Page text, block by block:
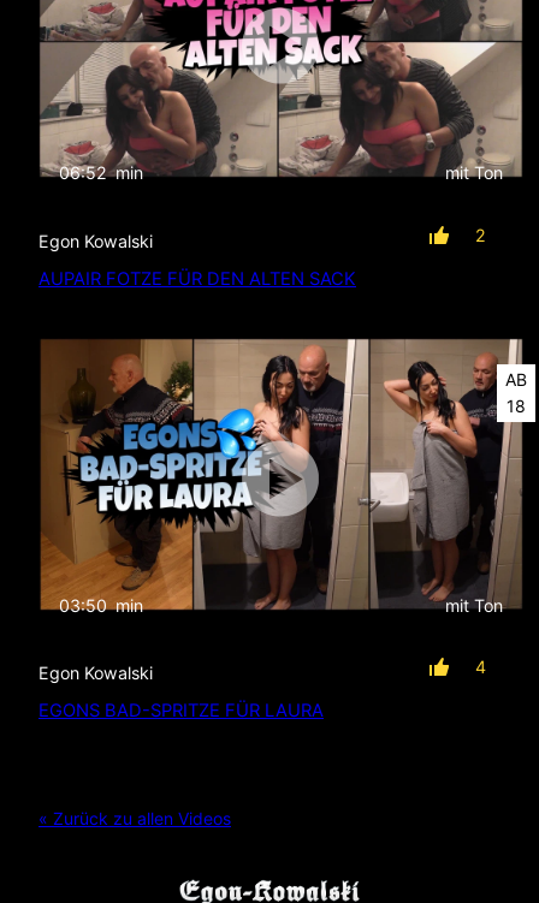
06:52 min mit Ton
Egon Kowalski 2
AUPAIR FOTZE FÜR DEN ALTEN SACK
AB
18
03:50 min mit Ton
Egon Kowalski 4
EGONS BAD-SPRITZE FÜR LAURA
« Zurück zu allen Videos